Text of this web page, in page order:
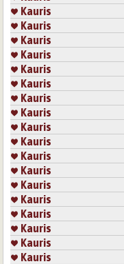
Kauris
Kauris
Kauris
Kauris
Kauris
Kauris
Kauris
Kauris
Kauris
Kauris
Kauris
Kauris
Kauris
Kauris
Kauris
Kauris
Kauris
Kauris